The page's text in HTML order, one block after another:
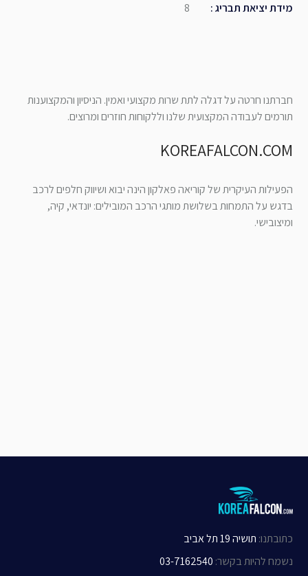
8
:מידת יציאת תבריג
חברתנו חרטה על דגלה לתת שרות מקצועי ואמין. הניסיון והמקצוענות
תורמים לעבודה המקצועית שלנו וללקוחות חוזרים ומרוצים.
KOREAFALCON.COM
הפעילות העיקרית של קוריאה פאלקון הינה יבוא ושיווק חלפים לרכב
בדגש על התמחות בשלושת מותגי הרכב המובילים: יונדאי, קיה,
ומיצובישי.
תושיה 19 תל אביב :כתובתנו
03-7162540 :נשמח להיות בקשר